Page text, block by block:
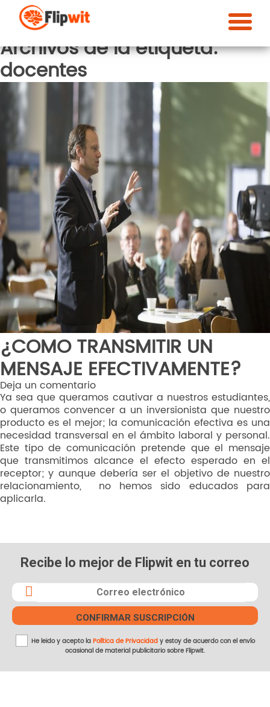
Archivos de la etiqueta:
docentes
¿COMO TRANSMITIR UN
MENSAJE EFECTIVAMENTE?
Deja un comentario
Ya sea que queramos cautivar a nuestros estudiantes,
o queramos convencer a un inversionista que nuestro
producto es el mejor; la comunicación efectiva es una
necesidad transversal en el ámbito laboral y personal.
Este tipo de comunicación pretende que el mensaje
que transmitimos alcance el efecto esperado en el
receptor; y aunque debería ser el objetivo de nuestro
relacionamiento, no hemos sido educados para
aplicarla.
Recibe lo mejor de Flipwit en tu correo
He leido y acepto laPolítica de Privacidady estoy de acuerdo con el envío
ocasional de material publicitario sobre Flipwit.